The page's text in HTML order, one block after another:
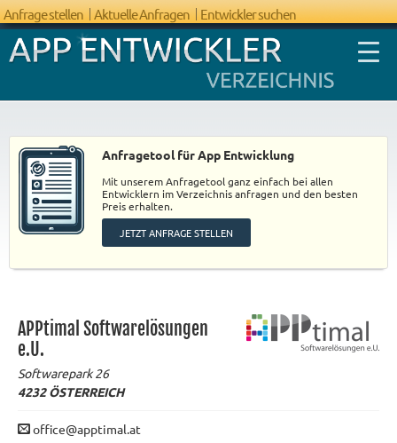
Anfrage stellen Aktuelle Anfragen Entwickler suchen
Anfragetool für App Entwicklung
Mit unserem Anfragetool ganz einfach bei allen
Entwicklern im Verzeichnis anfragen und den besten
Preis erhalten.
JETZT ANFRAGE STELLEN
APPtimal Softwarelösungen
e.U.
Softwarepark 26
4232ÖSTERREICH
office@apptimal.at